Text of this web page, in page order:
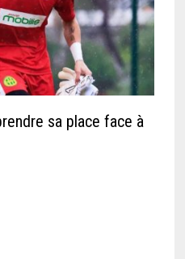
sa place face à